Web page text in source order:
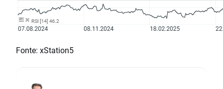
Fonte: xStation5